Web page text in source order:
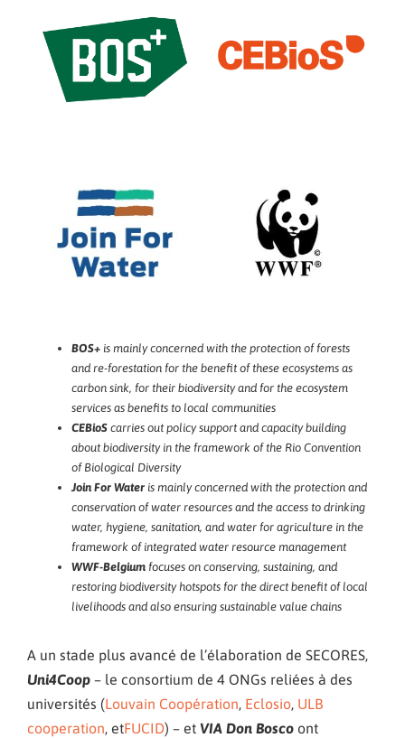
BOS+ is mainly concerned with the protection of forests
and re-forestation for the benefit of these ecosystems as
carbon sink, for their biodiversity and for the ecosystem
services as benefits to local communities
CEBioS carries out policy support and capacity building
about biodiversity in the framework of the Rio Convention
of Biological Diversity
Join For Water is mainly concerned with the protection and
conservation of water resources and the access to drinking
water, hygiene, sanitation, and water for agriculture in the
framework of integrated water resource management
WWF-Belgium focuses on conserving, sustaining, and
restoring biodiversity hotspots for the direct benefit of local
livelihoods and also ensuring sustainable value chains
A un stade plus avancé de l’élaboration de SECORES,
Uni4Coop – le consortium de 4 ONGs reliées à des
universités (Louvain Coopération, Eclosio, ULB
cooperation, etFUCID) – et VIA Don Bosco ont